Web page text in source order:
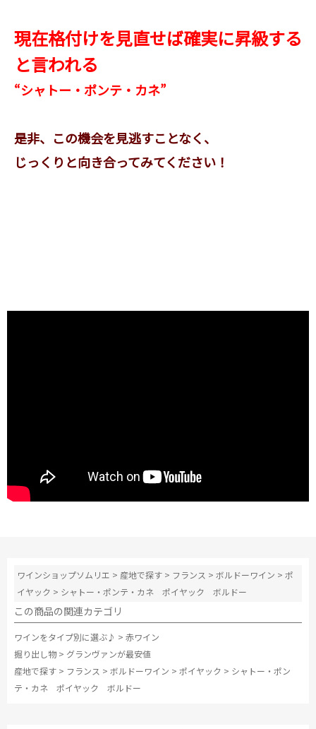
現在格付けを見直せば確実に昇級する
と言われる
“シャトー・ポンテ・カネ”
是非、この機会を見逃すことなく、
じっくりと向き合ってみてください！
ワインショップソムリエ > 産地で探す > フランス >ボルドーワイン >ポ
イヤック > シャトー・ポンテ・カネ ポイヤック ボルドー
この商品の関連カテゴリ
ワインをタイプ別に選ぶ♪ > 赤ワイン
掘り出し物 > グランヴァンが最安値
産地で探す > フランス > ボルドーワイン > ポイヤック > シャトー・ポン
テ・カネ ポイヤック ボルドー